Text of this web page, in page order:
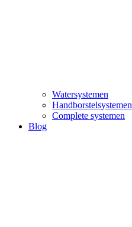
Watersystemen
Handborstelsystemen
Complete systemen
Blog